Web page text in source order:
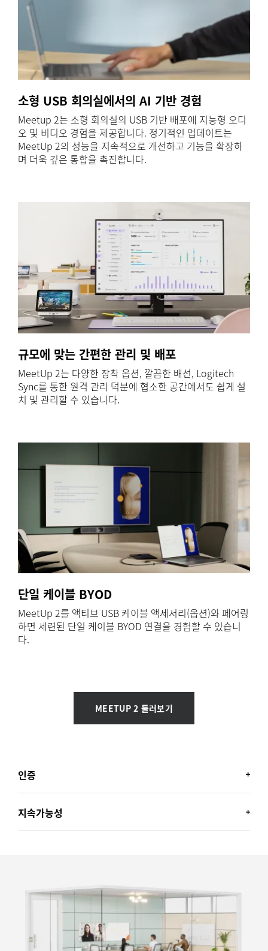
소형 USB 회의실에서의 AI 기반 경험
Meetup 2는 소형 회의실의 USB 기반 배포에 지능형 오디
오 및 비디오 경험을 제공합니다. 정기적인 업데이트는
MeetUp 2의 성능을 지속적으로 개선하고 기능을 확장하
며 더욱 깊은 통합을 촉진합니다.
규모에 맞는 간편한 관리 및 배포
MeetUp 2는 다양한 장착 옵션, 깔끔한 배선, Logitech
Sync를 통한 원격 관리 덕분에 협소한 공간에서도 쉽게 설
치 및 관리할 수 있습니다.
단일 케이블 BYOD
MeetUp 2를 액티브 USB 케이블 액세서리(옵션)와 페어링
하면 세련된 단일 케이블 BYOD 연결을 경험할 수 있습니
다.
MEETUP 2 둘러보기
인증
Google Meet등 주요 비디오 플랫폼에서 작동합니다*.
인증
지속가능성
환경 발자국을 최소화하고 사회적 변화의 속도를 가속하기
위한 작업을 적극적으로 실천하고 있습니다.
지속가능성 이니셔티브 더 알아보기